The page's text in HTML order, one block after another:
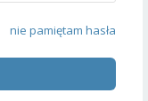
nie pamiętam hasła